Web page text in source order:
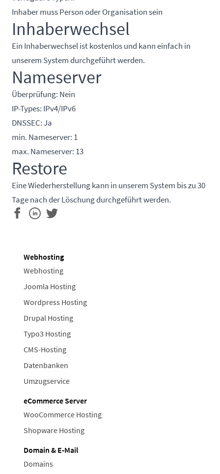
Inhaber muss Person oder Organisation sein
Inhaberwechsel
Ein Inhaberwechsel ist kostenlos und kann einfach in
unserem System durchgeführt werden.
Nameserver
Überprüfung: Nein
IP-Types: IPv4/IPv6
DNSSEC: Ja
min. Nameserver: 1
max. Nameserver: 13
Restore
Eine Wiederherstellung kann in unserem System bis zu 30
Tage nach der Löschung durchgeführt werden.
Webhosting
Webhosting
Joomla Hosting
Wordpress Hosting
Drupal Hosting
Typo3 Hosting
CMS-Hosting
Datenbanken
Umzugservice
eCommerce Server
WooCommerce Hosting
Shopware Hosting
Domain & E-Mail
Domains